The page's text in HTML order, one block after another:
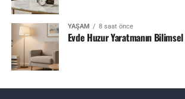
YAŞAM 8 saat önce
Evde Huzur Yaratmanın Bilimsel